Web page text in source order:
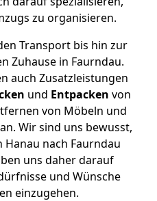
zu organisieren.
Transport bis hin zur
Zuhause in Faurndau.
auch Zusatzleistungen
und Entpacken von
von Möbeln und
Wir sind uns bewusst,
nach Faurndau
uns daher darauf
und Wünsche
einzugehen.